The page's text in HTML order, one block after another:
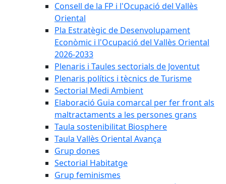
Consell de la FP i l'Ocupació del Vallès
Oriental
Pla Estratègic de Desenvolupament
Econòmic i l'Ocupació del Vallès Oriental
2026-2033
Plenaris i Taules sectorials de Joventut
Plenaris polítics i tècnics de Turisme
Sectorial Medi Ambient
Elaboració Guia comarcal per fer front als
maltractaments a les persones grans
Taula sostenibilitat Biosphere
Taula Vallès Oriental Avança
Grup dones
Sectorial Habitatge
Grup feminismes